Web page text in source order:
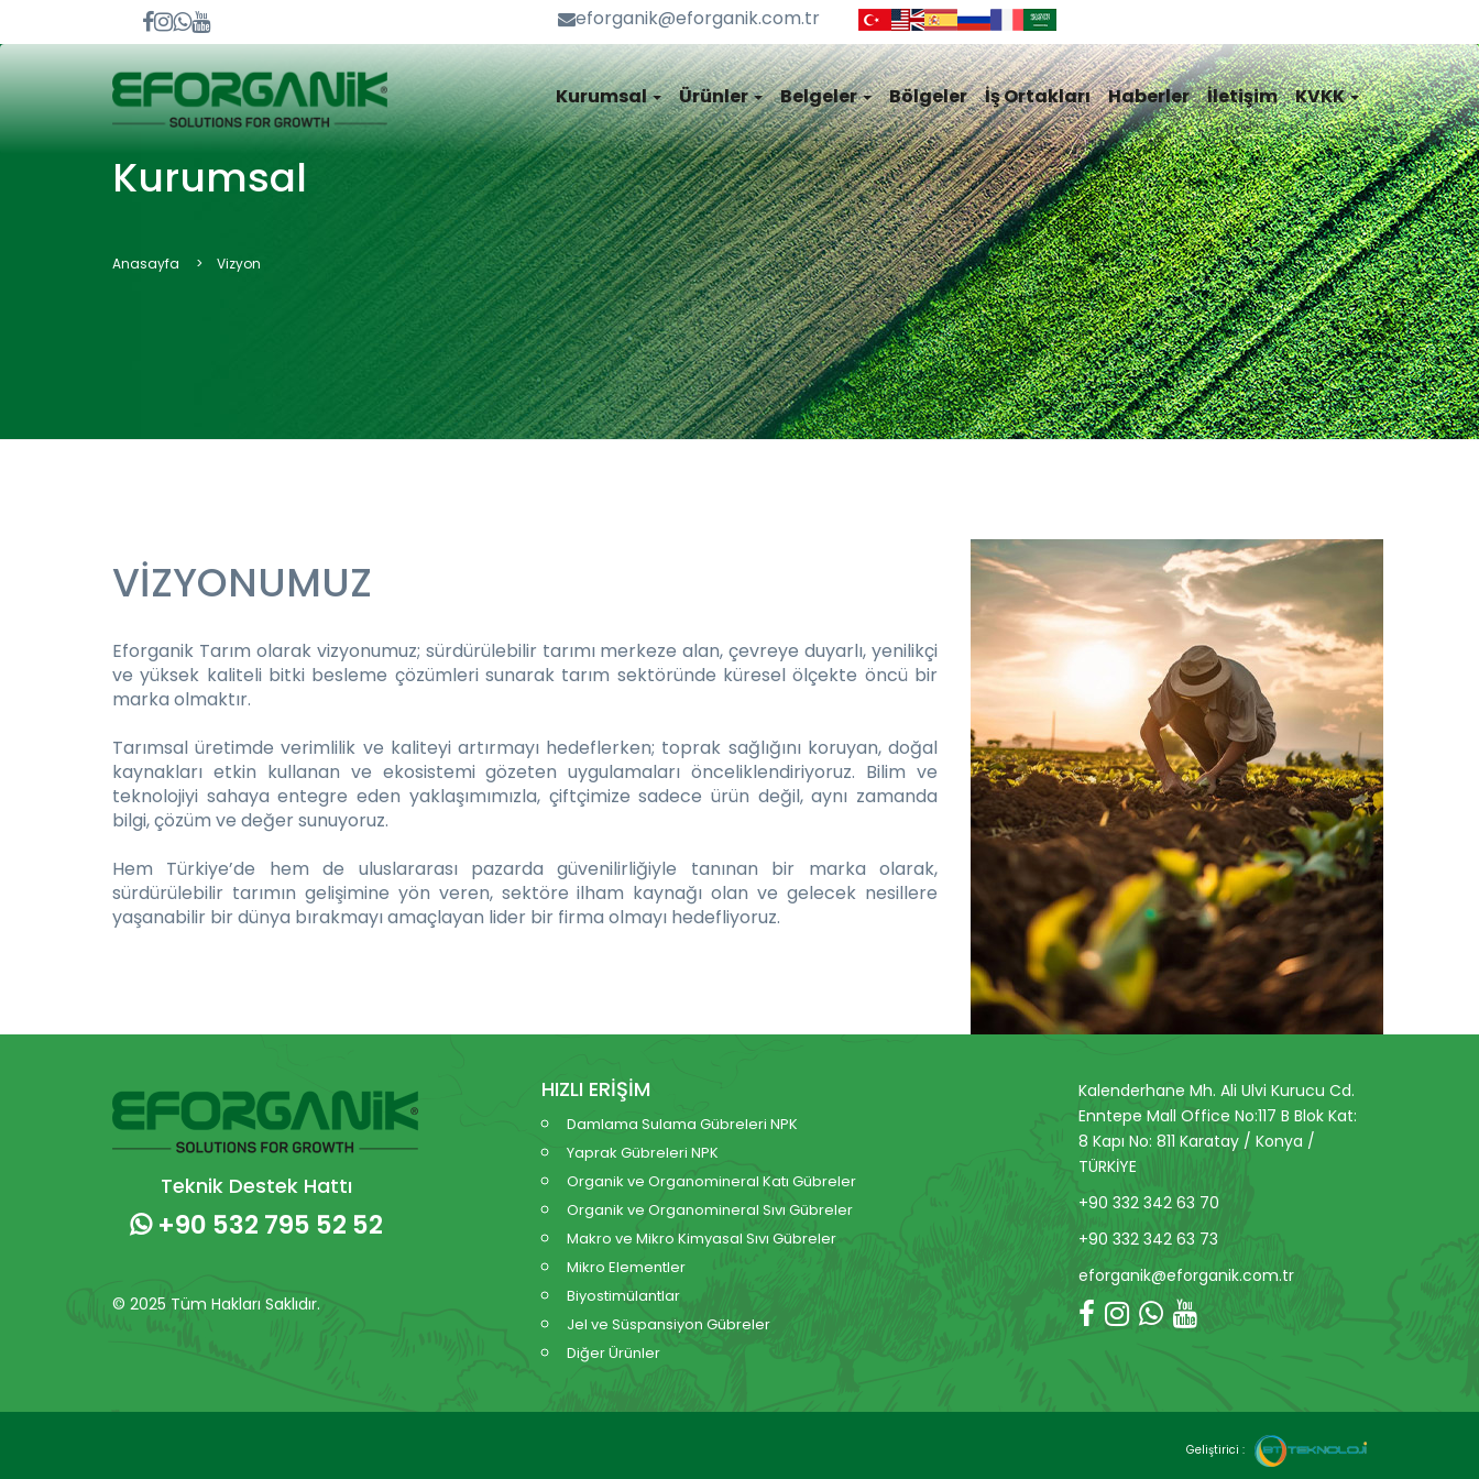
eforganik@eforganik.com.tr
Kurumsal Ürünler Belgeler Bölgeler İş Ortakları Haberler İletişim KVKK
Kurumsal
Anasayfa Vizyon
VİZYONUMUZ
Eforganik Tarım olarak vizyonumuz; sürdürülebilir tarımı merkeze alan, çevreye duyarlı, yenilikçi
ve yüksek kaliteli bitki besleme çözümleri sunarak tarım sektöründe küresel ölçekte öncü bir
marka olmaktır.
Tarımsal üretimde verimlilik ve kaliteyi artırmayı hedeflerken; toprak sağlığını koruyan, doğal
kaynakları etkin kullanan ve ekosistemi gözeten uygulamaları önceliklendiriyoruz. Bilim ve
teknolojiyi sahaya entegre eden yaklaşımımızla, çiftçimize sadece ürün değil, aynı zamanda
bilgi, çözüm ve değer sunuyoruz.
Hem Türkiye’de hem de uluslararası pazarda güvenilirliğiyle tanınan bir marka olarak,
sürdürülebilir tarımın gelişimine yön veren, sektöre ilham kaynağı olan ve gelecek nesillere
yaşanabilir bir dünya bırakmayı amaçlayan lider bir firma olmayı hedefliyoruz.
Teknik Destek Hattı
+90 532 795 52 52
© 2025 Tüm Hakları Saklıdır.
HIZLI ERİŞİM
Damlama Sulama Gübreleri NPK
Yaprak Gübreleri NPK
Organik ve Organomineral Katı Gübreler
Organik ve Organomineral Sıvı Gübreler
Makro ve Mikro Kimyasal Sıvı Gübreler
Mikro Elementler
Biyostimülantlar
Jel ve Süspansiyon Gübreler
Diğer Ürünler
Kalenderhane Mh. Ali Ulvi Kurucu Cd.
Enntepe Mall Office No:117 B Blok Kat:
8 Kapı No: 811 Karatay / Konya /
TÜRKİYE
+90 332 342 63 70
+90 332 342 63 73
eforganik@eforganik.com.tr
Geliştirici :